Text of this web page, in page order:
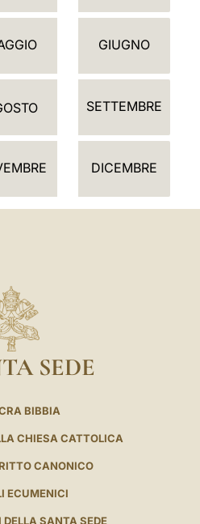
GIUGNO
SETTEMBRE
DICEMBRE
SEDE
BIBBIA
CHIESA CATTOLICA
CANONICO
ECUMENICI
SANTA SEDE